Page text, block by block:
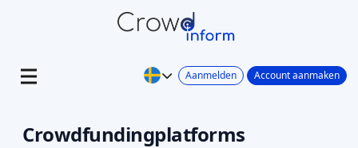
Aanmelden Account aanmaken
Crowdfundingplatforms